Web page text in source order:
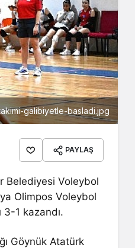
galibiyetle-basladi.jpg
PAYLAŞ
Belediyesi Voleybol
Olimpos Voleybol
3-1 kazandı.
Göynük Atatürk